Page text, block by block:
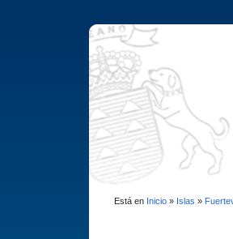
Está en Inicio» Islas »